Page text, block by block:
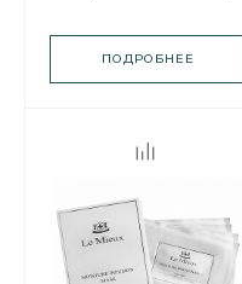
«Стволовые клетки и
ПОДРОБНЕЕ